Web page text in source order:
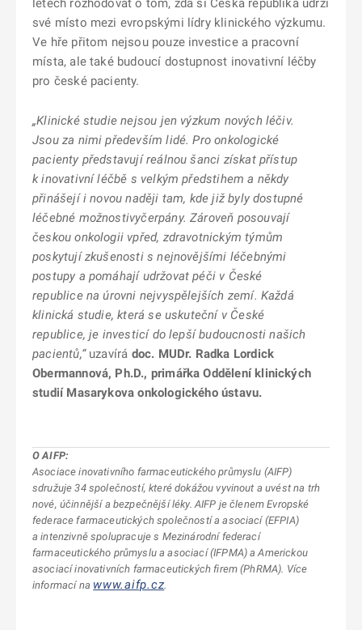
letech rozhodovat o tom, zda si Česká republika udrží
své místo mezi evropskými lídry klinického výzkumu.
Ve hře přitom nejsou pouze investice a pracovní
místa, ale také budoucí dostupnost inovativní léčby
pro české pacienty.
„Klinické studie nejsou jen výzkum nových léčiv.
Jsou za nimi především lidé. Pro onkologické
pacienty představují reálnou šanci získat přístup
k inovativní léčbě s velkým předstihem a někdy
přinášejí i novou naději tam, kde již byly dostupné
léčebné možnostivyčerpány. Zároveň posouvají
českou onkologii vpřed, zdravotnickým týmům
poskytují zkušenosti s nejnovějšími léčebnými
postupy a pomáhají udržovat péči v České
republice na úrovni nejvyspělejších zemí. Každá
klinická studie, která se uskuteční v České
republice, je investicí do lepší budoucnosti našich
pacientů,“ uzavírá doc. MUDr. Radka Lordick
Obermannová, Ph.D., primářka Oddělení klinických
studií Masarykova onkologického ústavu.
O AIFP:
Asociace inovativního farmaceutického průmyslu (AIFP)
sdružuje 34 společností, které dokážou vyvinout a uvést na trh
nové, účinnější a bezpečnější léky. AIFP je členem Evropské
federace farmaceutických společností a asociací (EFPIA)
a intenzivně spolupracuje s Mezinárodní federací
farmaceutického průmyslu a asociací (IFPMA) a Americkou
asociací inovativních farmaceutických firem (PhRMA). Více
informací na www.aifp.cz.